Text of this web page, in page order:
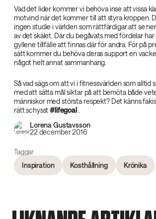
Vad det lider kommer vi behöva inse att vissa
motvind när det kommer till att styra kroppen.
ingen studie i världen som rättfärdigar att se
av det skälet. Där du begåvats med fördelar
gyllene tillfälle att finnas där för andra. För på
sätt kommer du behöva deras support en
något helt annat sammanhang.
Så vad sägs om att vi i fitnessvärlden som alltid
med att sätta mål siktar på att bemöta både
människor med största respekt? Det känns
rätt schysst#lifegoal‌.
Lorena Gustavsson
22 december 2016
Taggar
Inspiration
Kosthållning Krönika